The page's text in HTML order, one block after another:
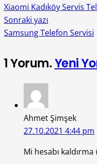
Xiaomi Kadıköy Servis
Sonraki yazı
Samsung Telefon Servisi
1Yorum.Yeni
Ahmet Şimşek
27.10.2021 4:44 pm
Mi hesabı